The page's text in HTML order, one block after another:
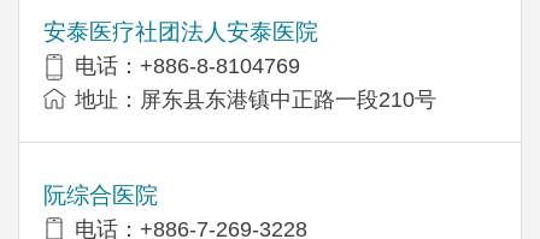
安泰医疗社团法人安泰医院
电话：+886-8-8104769
地址：屏东县东港镇中正路一段210号
阮综合医院
电话：+886-7-269-3228